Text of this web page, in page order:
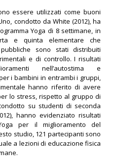
essere utilizzati come buoni
condotto da White (2012), ha
Yoga di 8 settimane, in
e quinta elementare che
sono stati distribuiti
e di controllo. I risultati
nell’autostima e
i bambini in entrambi i gruppi,
hanno riferito di avere
lo stress, rispetto al gruppo di
su studenti di seconda
hanno evidenziato risultati
per il miglioramento del
studio, 121 partecipanti sono
a lezioni di educazione fisica